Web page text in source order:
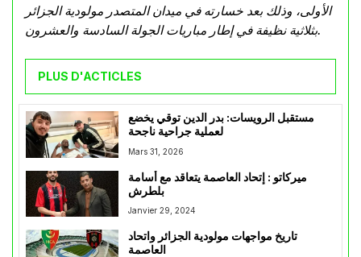
الأولى، وذلك بعد خسارته في ميدان المتصدر مولودية الجزائر
بثلاثية نظيفة في إطار مباريات الجولة السادسة والعشرون.
PLUS D'ACTICLES
مستقبل الرويسات: بدر الدين توقي يخضع
لعملية جراحية ناجحة
Mars 31, 2026
ميركاتو : إتحاد العاصمة يتعاقد مع أسامة
بلطرش
Janvier 29, 2024
تاريخ مواجهات مولودية الجزائر واتحاد
العاصمة